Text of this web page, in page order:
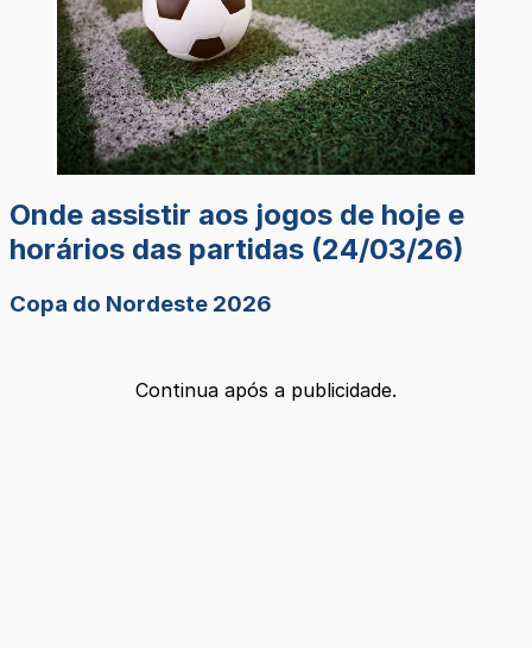
Onde assistir aos jogos de hoje e
horários das partidas (24/03/26)
Copa do Nordeste 2026
Continua após a publicidade.